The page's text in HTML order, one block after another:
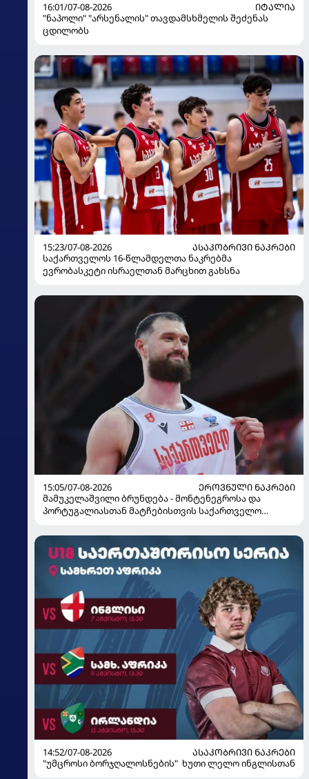
16:01/07-08-2026
ᲘᲢᲐᲚᲘᲐ
"ნაპოლი" "არსენალის" თავდამსხმელის შეძენას
ცდილობს
15:23/07-08-2026
ᲐᲡᲐᲙᲝᲑᲠᲘᲕᲘ ᲜᲐᲙᲠᲔᲑᲘ
საქართველოს 16-წლამდელთა ნაკრებმა
ევრობასკეტი ისრაელთან მარცხით გახსნა
15:05/07-08-2026
ᲔᲠᲝᲕᲜᲣᲚᲘ ᲜᲐᲙᲠᲔᲑᲘ
მამუკელაშვილი ბრუნდება - მონტენეგროსა და
პორტუგალიასთან მატჩებისთვის საქართველო
14:52/07-08-2026
ᲐᲡᲐᲙᲝᲑᲠᲘᲕᲘ ᲜᲐᲙᲠᲔᲑᲘ
"უმცროსი ბორჯღალოსნების" ხუთი ლელო ინგლისთან